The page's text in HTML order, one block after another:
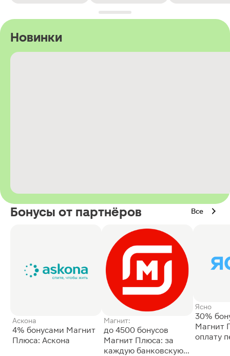
Новинки
Бонусы от партнёров Все
Аскона
4% бонусами Магнит
Плюса: Аскона
Магнит:
до 4500 бонусов
Магнит Плюса: за
каждую банковскую
Ясно
30%
Магнит
оплату